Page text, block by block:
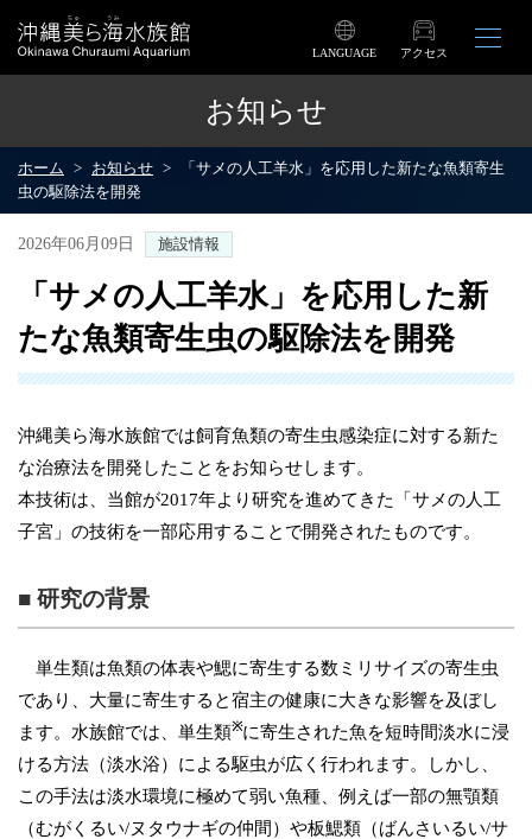
LANGUAGE アクセス
お知らせ
ホーム お知らせ
「サメの人工羊水」を応用した新たな魚類寄生
虫の駆除法を開発
2026年06月09日 施設情報
「サメの人工羊水」を応用した新
たな魚類寄生虫の駆除法を開発
沖縄美ら海水族館では飼育魚類の寄生虫感染症に対する新た
な治療法を開発したことをお知らせします。
本技術は、当館が2017年より研究を進めてきた「サメの人工
子宮」の技術を一部応用することで開発されたものです。
■ 研究の背景
単生類は魚類の体表や鰓に寄生する数ミリサイズの寄生虫
であり、大量に寄生すると宿主の健康に大きな影響を及ぼし
ます。水族館では、単生類※に寄生された魚を短時間淡水に浸
ける方法（淡水浴）による駆虫が広く行われます。しかし、
この手法は淡水環境に極めて弱い魚種、例えば一部の無顎類
（むがくるい/ヌタウナギの仲間）や板鰓類（ばんさいるい/サ